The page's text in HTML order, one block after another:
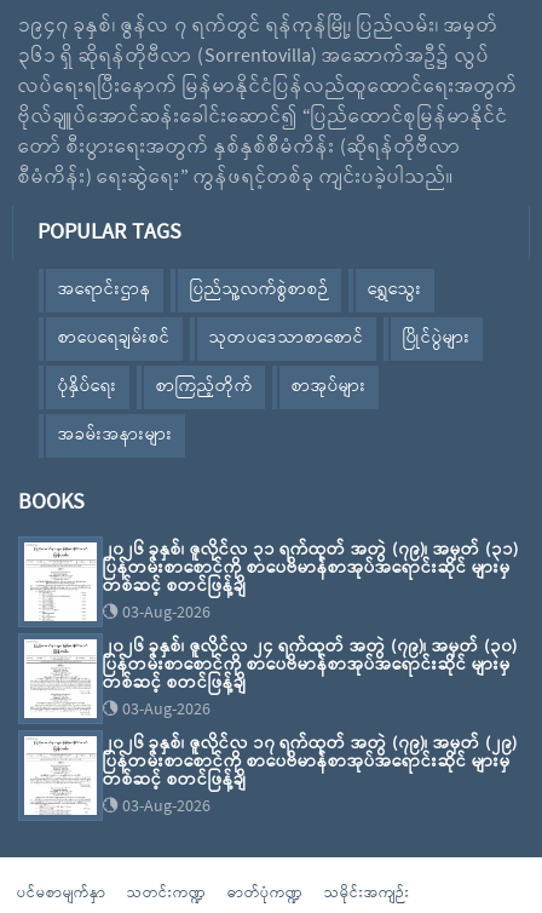
၁၉၄၇ ခုနှစ်၊ ဇွန်လ ၇ ရက်တွင် ရန်ကုန်မြို့၊ ပြည်လမ်း၊ အမှတ်
၃၆၁ ရှိ ဆိုရန်တိုဗီလာ (Sorrentovilla) အဆောက်အဦ၌ လွပ်
လပ်ရေးရပြီးနောက် မြန်မာနိုင်ငံပြန်လည်ထူထောင်ရေးအတွက်
ဗိုလ်ချူပ်အောင်ဆန်းခေါင်းဆောင်၍ “ပြည်ထောင်စုမြန်မာနိုင်ငံ
တော် စီးပွားရေးအတွက် နှစ်နှစ်စီမံကိန်း (ဆိုရန်တိုဗီလာ
စီမံကိန်း) ရေးဆွဲရေး” ကွန်ဖရင့်တစ်ခု ကျင်းပခဲ့ပါသည်။
POPULAR TAGS
အရောင်းဌာန ပြည်သူ့လက်စွဲစာစဉ်
ရွှေသွေး
စာပေရေချမ်းစင်
သုတပဒေသာစာစောင်
ပြိုင်ပွဲများ
ပုံနှိပ်ရေး
စာကြည့်တိုက်
စာအုပ်များ
အခမ်းအနားများ
BOOKS
၂၀၂၆ ခုနှစ်၊ ဇူလိုင်လ ၃၁ ရက်ထုတ် အတွဲ (၇၉)၊ အမှတ် (၃၁)
ပြန်တမ်းစာစောင်ကို စာပေဗိမာန်စာအုပ်အရောင်းဆိုင် များမှ
တစ်ဆင့် စတင်ဖြန့်ချိ
03-Aug-2026
၂၀၂၆ ခုနှစ်၊ ဇူလိုင်လ ၂၄ ရက်ထုတ် အတွဲ (၇၉)၊ အမှတ် (၃၀)
ပြန်တမ်းစာစောင်ကို စာပေဗိမာန်စာအုပ်အရောင်းဆိုင် များမှ
တစ်ဆင့် စတင်ဖြန့်ချိ
03-Aug-2026
၂၀၂၆ ခုနှစ်၊ ဇူလိုင်လ ၁၇ ရက်ထုတ် အတွဲ (၇၉)၊ အမှတ် (၂၉)
ပြန်တမ်းစာစောင်ကို စာပေဗိမာန်စာအုပ်အရောင်းဆိုင် များမှ
တစ်ဆင့် စတင်ဖြန့်ချိ
03-Aug-2026
ပင်မစာမျက်နှာ သတင်းကဏ္ဍ ဓာတ်ပုံကဏ္ဍ
သမိုင်းအကျဉ်း